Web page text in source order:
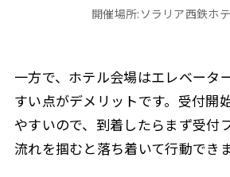
開催場所:ソラリア西鉄ホ
一方で、ホテル会場はエレベータ
すい点がデメリットです。受付開
やすいので、到着したらまず受付
流れを掴むと落ち着いて行動できま